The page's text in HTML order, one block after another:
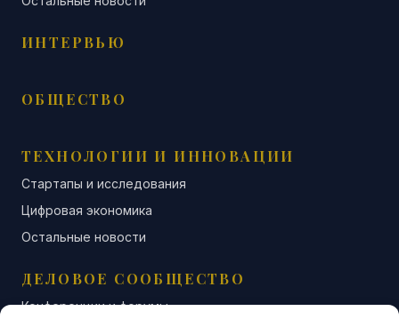
ИНТЕРВЬЮ
ОБЩЕСТВО
ТЕХНОЛОГИИ И ИННОВАЦИИ
Стартапы и исследования
Цифровая экономика
Остальные новости
ДЕЛОВОЕ СООБЩЕСТВО
Конференции и форумы